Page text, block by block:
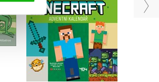
Do košíku
699 Kč
559 Kč